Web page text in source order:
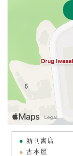
新刊書店
古本屋